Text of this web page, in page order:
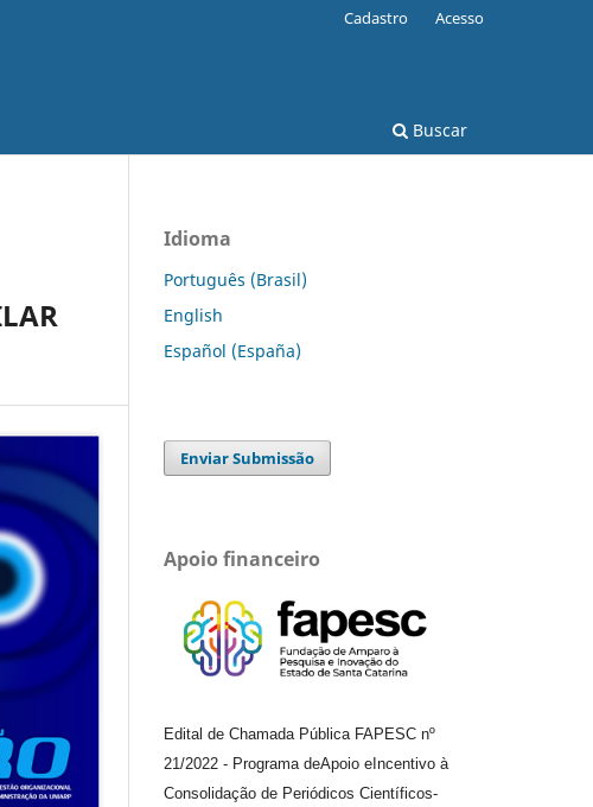
Buscar
Cadastro Acesso
Idioma
Português (Brasil)
English
Español (España)
Enviar Submissão
Apoio financeiro
Edital de Chamada Pública FAPESC nº
21/2022 - Programa deApoio e Incentivo à
Consolidação de Periódicos Científicos-